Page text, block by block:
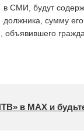
в СМИ, будут
должника, сумму
в МАХ и